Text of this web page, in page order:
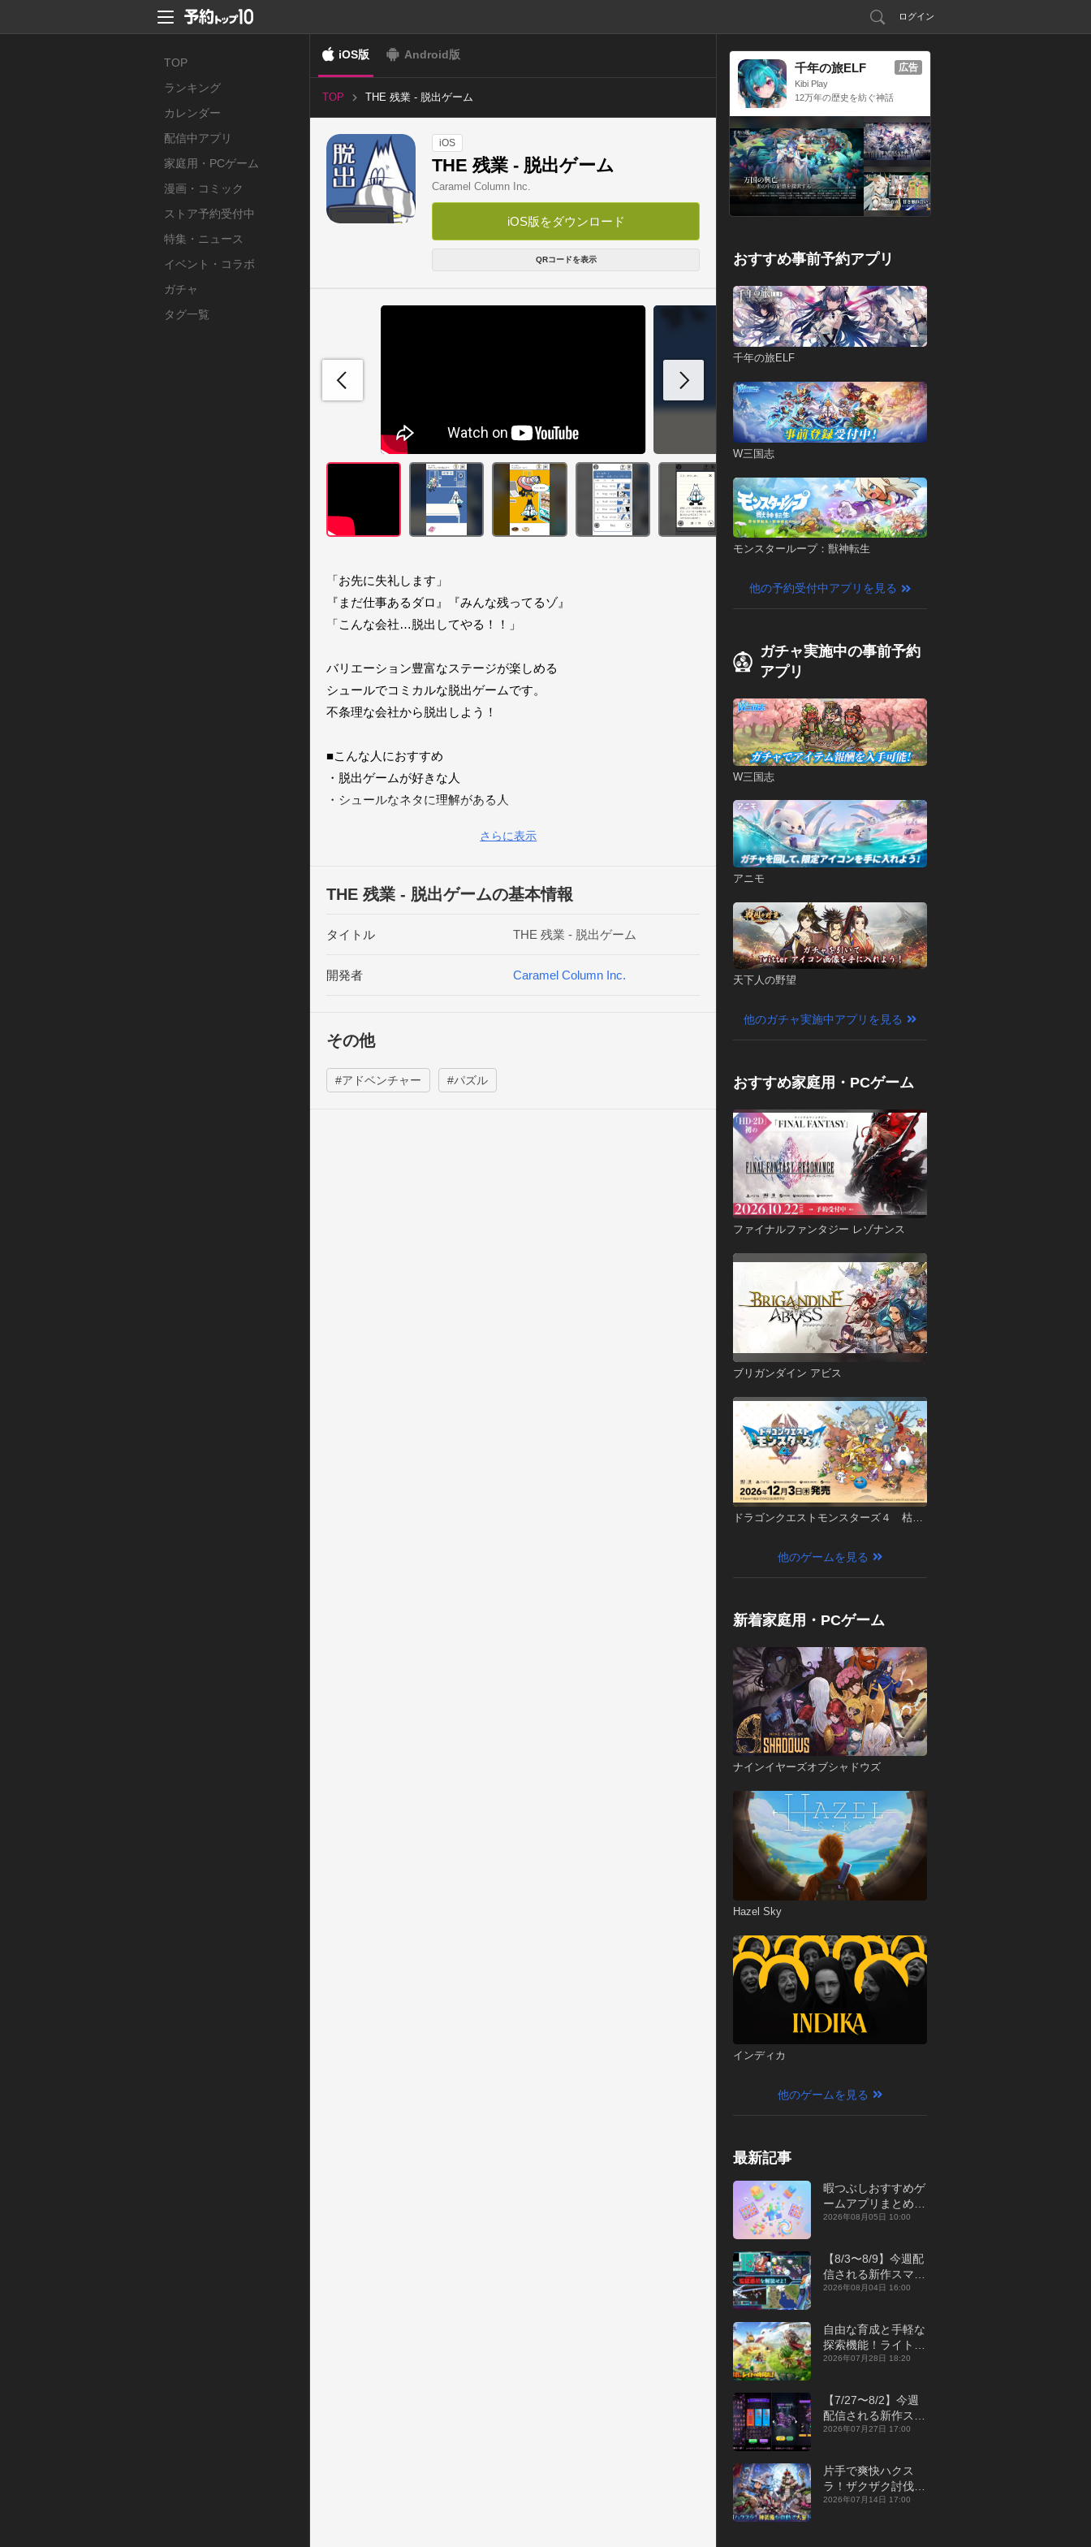
ログイン
TOP
ランキング
カレンダー
配信中アプリ
家庭用・PCゲーム
漫画・コミック
ストア予約受付中
特集・ニュース
イベント・コラボ
ガチャ
タグ一覧
iOS版 Android版
TOP THE 残業 - 脱出ゲーム
iOS
THE 残業 - 脱出ゲーム
Caramel Column Inc.
iOS版をダウンロード
QRコードを表示
「お先に失礼します」
『まだ仕事あるダロ』『みんな残ってるゾ』
「こんな会社…脱出してやる！！」
バリエーション豊富なステージが楽しめる
シュールでコミカルな脱出ゲームです。
不条理な会社から脱出しよう！
■こんな人におすすめ
・脱出ゲームが好きな人
・シュールなネタに理解がある人
・気になるところをタップ
・脱出方法に困ったらヒントを見よう
さらに表示
THE 残業 - 脱出ゲームの基本情報
タイトル THE 残業 - 脱出ゲーム
開発者 Caramel Column Inc.
その他
#アドベンチャー #パズル
千年の旅ELF
Kibi Play
12万年の歴史を紡ぐ神話
広告
おすすめ事前予約アプリ
千年の旅ELF
W三国志
モンスターループ：獣神転生
他の予約受付中アプリを見る
ガチャ実施中の事前予約
アプリ
W三国志
アニモ
天下人の野望
他のガチャ実施中アプリを見る
おすすめ家庭用・PCゲーム
ファイナルファンタジー レゾナンス
ブリガンダイン アビス
ドラゴンクエストモンスターズ４ 枯れ
他のゲームを見る
新着家庭用・PCゲーム
ナインイヤーズオブシャドウズ
Hazel Sky
インディカ
他のゲームを見る
最新記事
暇つぶしおすすめゲ
ームアプリまとめ｜
オフライン対応あり
2026年08月05日 10:00
【8/3〜8/9】今週配
信される新作スマホ
ゲームをまとめてお
2026年08月04日 16:00
自由な育成と手軽な
探索機能！ライトカ
ジュアルMMORPG
P】
2026年07月28日 18:20
【7/27〜8/2】今週
配信される新作スマ
ホゲームをまとめて
2026年07月27日 17:00
片手で爽快ハクス
ラ！ザクザク討伐し
て神装備を集める放
2026年07月14日 17:00